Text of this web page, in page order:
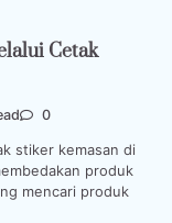
Cetak
0
stiker kemasan di
produk
mencari produk